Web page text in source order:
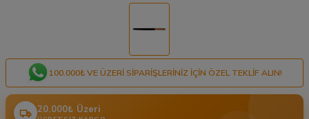
100.000₺ VE ÜZERI SIPARIŞLERINIZ IÇIN ÖZEL TEKLIF ALIN!
20.000₺ Üzeri